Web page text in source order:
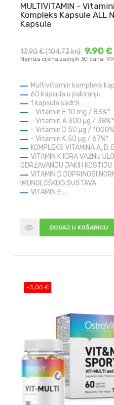
MULTIVITAMIN -
Kompleks Kapsule ALL
Kapsula
13,90 €(104.73 kn) 9,90
Najniža cijena zadnjih 30 dana:
Multivitamin kompleks
60 kapsula u pakiranju
1 kapsula sadrži:
- Vitamin E 10 mg / 83%*
- Vitamin A 300 µg / 38%*
- Vitamin D 50 µg /
- Vitamin K 50 µg / 67%*
KOMPLEKS VITAMINA A, D,
VITAMIN K IGRA VAŽNU
ODRŽAVANJU JAKIH KOSTIJU
VITAMIN D DOPRINOSI
IMUNOLOŠKOG SUSTAVA
VITAMIN E ...
DODAJ U KOŠARICU
-3,00 €